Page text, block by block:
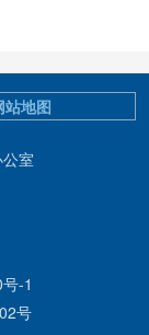
室
-1
号
站地图